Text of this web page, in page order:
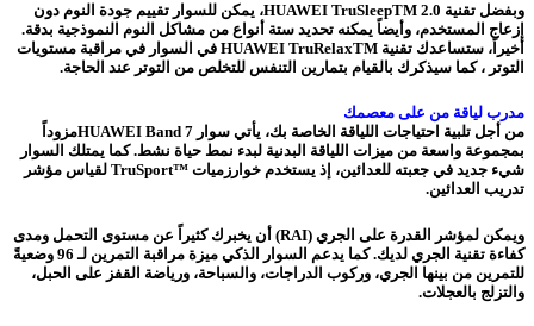
وبفضل تقنية HUAWEI TruSleepTM 2.0، يمكن للسوار تقييم جودة النوم دون
إزعاج المستخدم، وأيضاً يمكنه تحديد ستة أنواع من مشاكل النوم النموذجية بدقة.
أخيراً، ستساعدك تقنية HUAWEI TruRelaxTM في السوار في مراقبة مستويات
التوتر ، كما سيذكرك بالقيام بتمارين التنفس للتخلص من التوتر عند الحاجة.
مدرب لياقة من على معصمك
من أجل تلبية احتياجات اللياقة الخاصة بك، يأتي سوار HUAWEI Band 7مزوداً
بمجموعة واسعة من ميزات اللياقة البدنية لبدء نمط حياة نشط. كما يمتلك السوار
شيء جديد في جعبته للعدائين، إذ يستخدم خوارزميات ™️TruSport لقياس مؤشر
تدريب العدائين.
ويمكن لمؤشر القدرة على الجري (RAI) أن يخبرك كثيراً عن مستوى التحمل ومدى
كفاءة تقنية الجري لديك. كما يدعم السوار الذكي ميزة مراقبة التمرين لـ 96 وضعيةً
للتمرين من بينها الجري، وركوب الدراجات، والسباحة، ورياضة القفز على الحبل،
والتزلج بالعجلات.